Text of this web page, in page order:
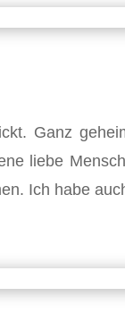
Ganz
liebe
Ich habe